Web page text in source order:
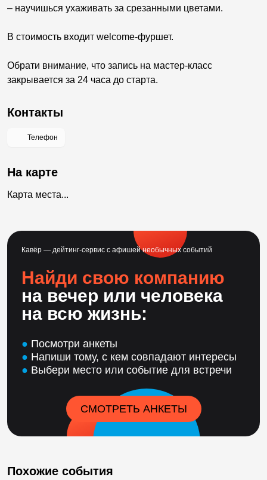
– научишься ухаживать за срезанными цветами.
В стоимость входит welcome-фуршет.
Обрати внимание, что запись на мастер-класс
закрывается за 24 часа до старта.
Контакты
Телефон
На карте
Карта места...
Кавёр — дейтинг-сервис с афишей необычных событий
Найди свою компанию
на вечер или человека
на всю жизнь:
● Посмотри анкеты
● Напиши тому, с кем совпадают интересы
● Выбери место или событие для встречи
СМОТРЕТЬ АНКЕТЫ
Похожие события